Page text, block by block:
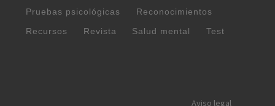
Pruebas psicológicas
Reconocimientos
Recursos
Revista Salud mental Test
Aviso legal